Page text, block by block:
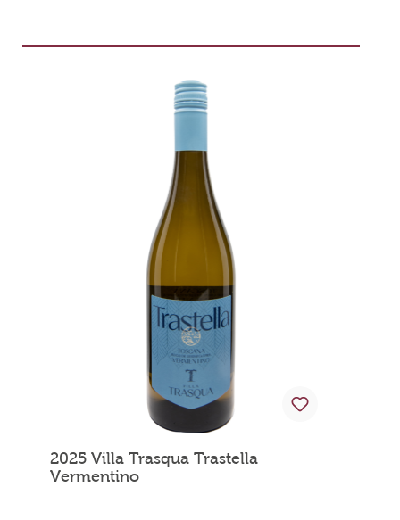
2025 Villa Trasqua Trastella
Vermentino